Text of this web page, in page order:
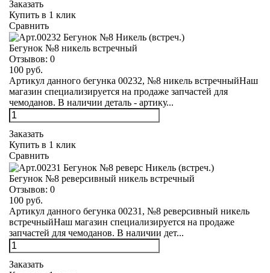
Заказать
Купить в 1 клик
Сравнить
Бегунок №8 никель встречный
Отзывов: 0
100 руб.
Артикул данного бегунка 00232, №8 никель встречныйНаш
магазин специализируется на продаже запчастей для
чемоданов. В наличии деталь - артику...
Заказать
Купить в 1 клик
Сравнить
Бегунок №8 реверсивный никель встречный
Отзывов: 0
100 руб.
Артикул данного бегунка 00231, №8 реверсивный никель
встречныйНаш магазин специализируется на продаже
запчастей для чемоданов. В наличии дет...
Заказать